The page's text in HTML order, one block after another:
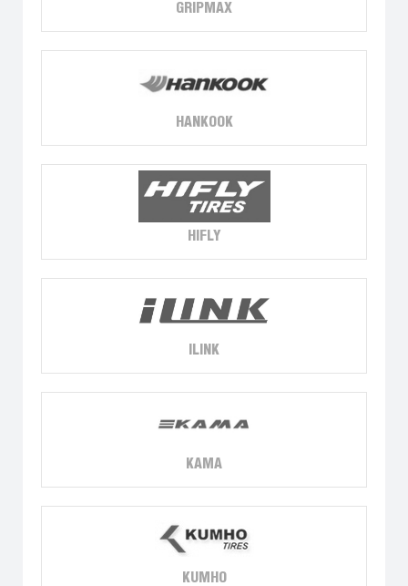
GRIPMAX
HANKOOK
HIFLY
ILINK
KAMA
KUMHO